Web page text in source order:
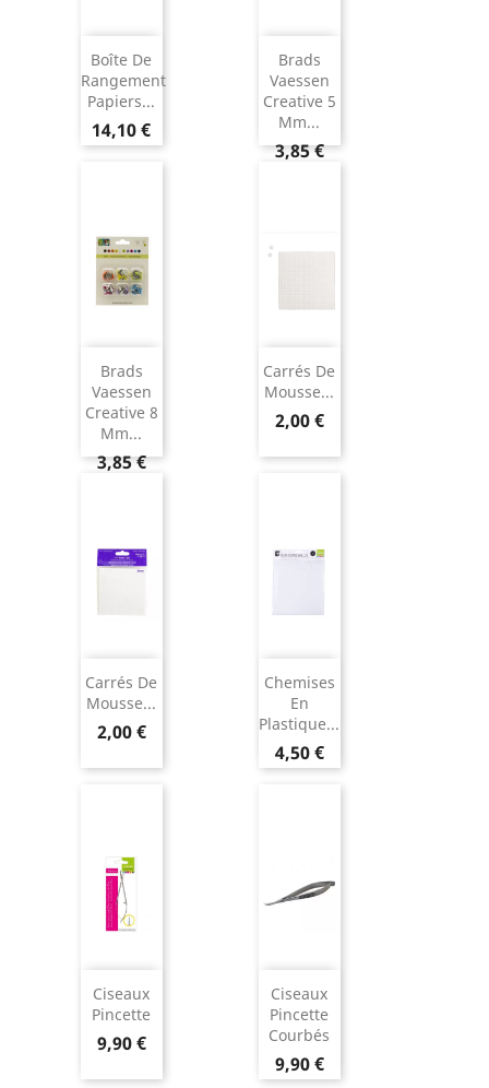
Boîte De
Rangement
Papiers...
14,10 €
Brads
Vaessen
Creative 5
Mm...
3,85 €
Brads
Vaessen
Creative 8
Mm...
3,85 €
Carrés De
Mousse...
2,00 €
Carrés De
Mousse...
2,00 €
Chemises
En
Plastique...
4,50 €
Ciseaux
Pincette
9,90 €
Ciseaux
Pincette
Courbés
9,90 €